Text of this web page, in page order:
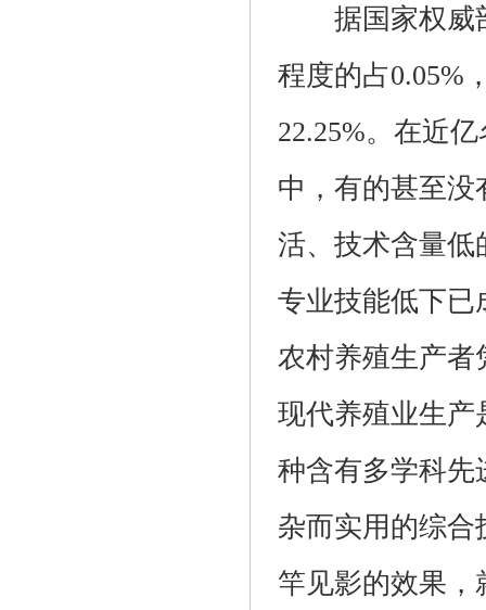
据国家权威部
程度的占0.05%
22.25%。在近
中，有的甚至没
活、技术含量低
专业技能低下已
农村养殖生产者
现代养殖业生产
种含有多学科先
杂而实用的综
竿见影的效果，